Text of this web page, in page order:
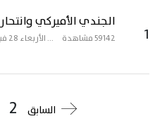
1
الجندي الأميركي
59142 مشاهدة ...الأربعاء 28 فبراير, 2024
السابق 2